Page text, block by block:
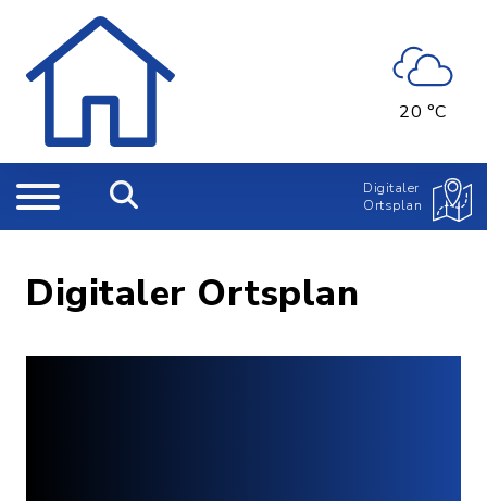
20 °C
Digitaler
Ortsplan
Digitaler Ortsplan